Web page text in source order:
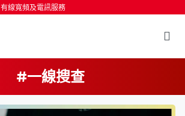
有線寬頻及電訊服務
#一線搜查